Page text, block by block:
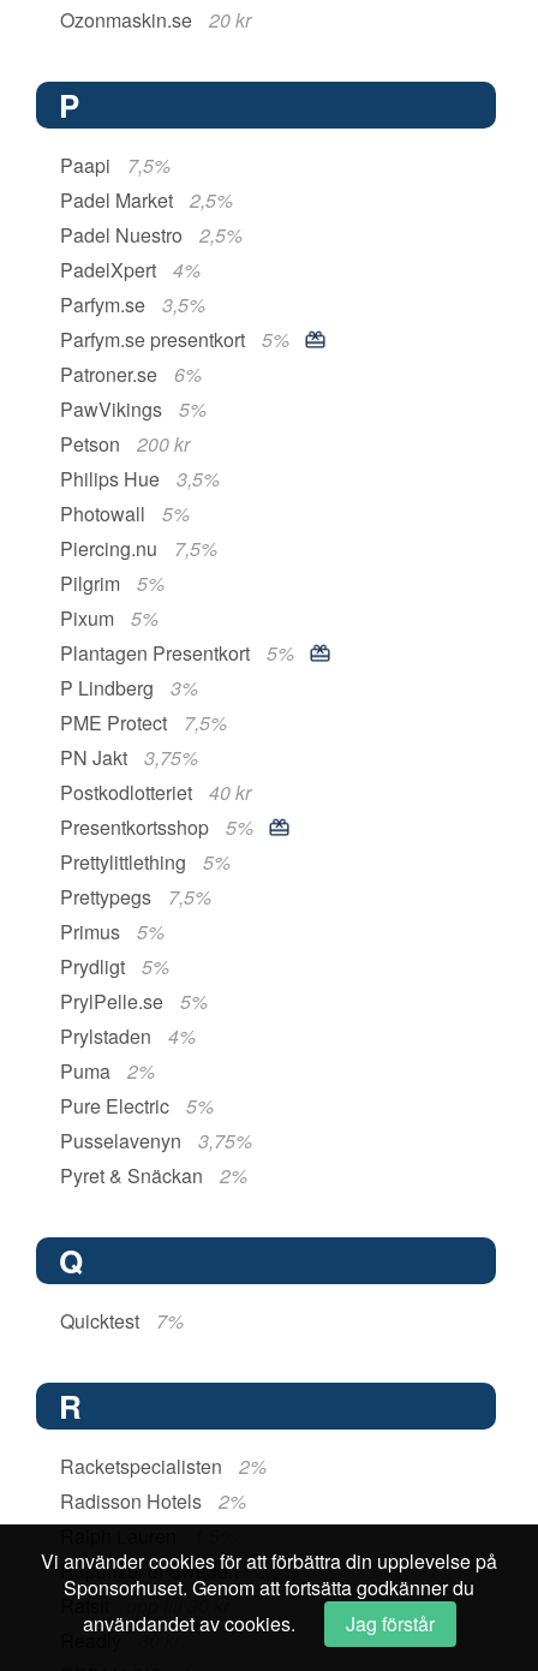
Ozonmaskin.se
20 kr
P
Paapi
7,5%
Padel Market
2,5%
Padel Nuestro
2,5%
PadelXpert
4%
Parfym.se
3,5%
Parfym.se presentkort
5%
Patroner.se
6%
PawVikings
5%
Petson
200 kr
Philips Hue
3,5%
Photowall
5%
Piercing.nu
7,5%
Pilgrim
5%
Pixum
5%
Plantagen Presentkort
5%
P Lindberg
3%
PME Protect
7,5%
PN Jakt
3,75%
Postkodlotteriet
40 kr
Presentkortsshop
5%
Prettylittlething
5%
Prettypegs
7,5%
Primus
5%
Prydligt
5%
PrylPelle.se
5%
Prylstaden
4%
Puma
2%
Pure Electric
5%
Pusselavenyn
3,75%
Pyret & Snäckan
2%
Q
Quicktest 7%
R
Racketspecialisten
2%
Radisson Hotels
2%
Rapunzel of Sweden
2,5%
Ratsit
Readly 60 kr
Vi använder cookies för att förbättra din upplevelse på
Sponsorhuset. Genom att fortsätta godkänner du
användandet av cookies.
Jag förstår